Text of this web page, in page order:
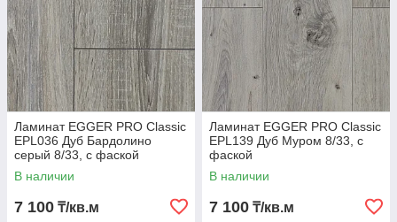
Ламинат EGGER PRO Classic
EPL036 Дуб Бардолино
серый 8/33, с фаской
В наличии
7 100 ₸/кв.м
Ламинат EGGER PRO Classic
EPL139 Дуб Муром 8/33, с
фаской
В наличии
7 100 ₸/кв.м